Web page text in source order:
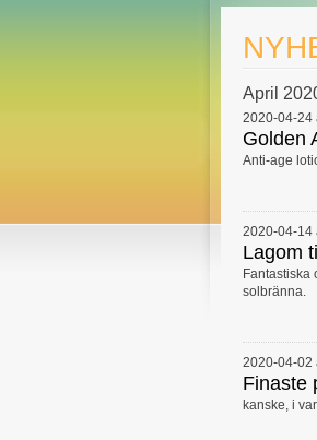
April
2020-04-24
Golden
Anti-age
2020-04-14
Lagom
Fantastiska
solbränna.
2020-04-02
Finaste
kanske, i